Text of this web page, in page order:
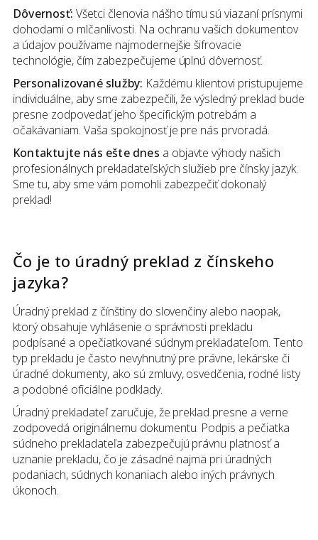
Dôvernosť: Všetci členovia nášho tímu sú viazaní prísnymi
dohodami o mlčanlivosti. Na ochranu vašich dokumentov
a údajov používame najmodernejšie šifrovacie
technológie, čím zabezpečujeme úplnú dôvernosť.
Personalizované služby: Každému klientovi pristupujeme
individuálne, aby sme zabezpečili, že výsledný preklad bude
presne zodpovedať jeho špecifickým potrebám a
očakávaniam. Vaša spokojnosť je pre nás prvoradá.
Kontaktujte nás ešte dnes a objavte výhody našich
profesionálnych prekladateľských služieb pre čínsky jazyk.
Sme tu, aby sme vám pomohli zabezpečiť dokonalý
preklad!
Čo je to úradný preklad z čínskeho
jazyka?
Úradný preklad z čínštiny do slovenčiny alebo naopak,
ktorý obsahuje vyhlásenie o správnosti prekladu
podpísané a opečiatkované súdnym prekladateľom. Tento
typ prekladu je často nevyhnutný pre právne, lekárske či
úradné dokumenty, ako sú zmluvy, osvedčenia, rodné listy
a podobné oficiálne podklady.
Úradný prekladateľ zaručuje, že preklad presne a verne
zodpovedá originálnemu dokumentu. Podpis a pečiatka
súdneho prekladateľa zabezpečujú právnu platnosť a
uznanie prekladu, čo je zásadné najmä pri úradných
podaniach, súdnych konaniach alebo iných právnych
úkonoch.